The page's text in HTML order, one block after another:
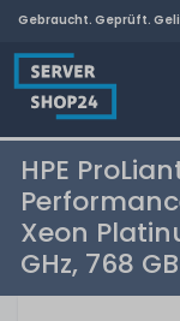
Gebraucht. Geprüft.
HPE
Xeon
GHz, 768